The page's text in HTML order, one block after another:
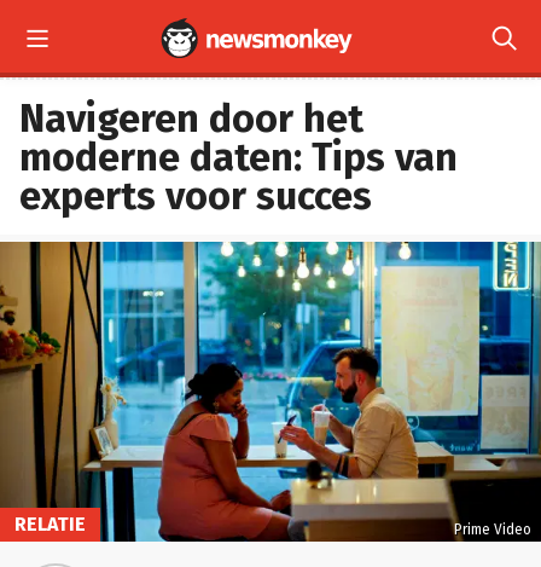
 
Navigeren door het
moderne daten: Tips van
experts voor succes
Prime Video
RELATIE